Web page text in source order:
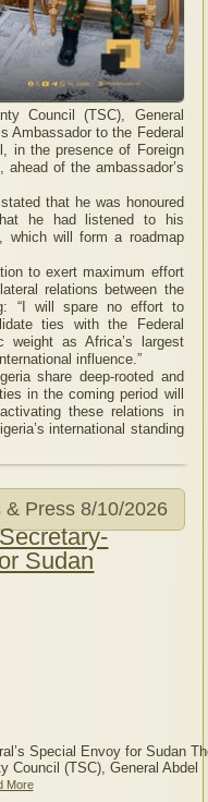
Council (TSC), General
Ambassador to the Federal
in the presence of Foreign
ahead of the ambassador’s
that he was honoured
he had listened to his
which will form a roadmap
to exert maximum effort
relations between the
“I will spare no effort to
ties with the Federal
weight as Africa’s largest
influence.”
share deep-rooted and
in the coming period will
these relations in
international standing
& Press 8/10/2026
Sudan
Special Envoy for Sudan
Council (TSC), General Abdel
More